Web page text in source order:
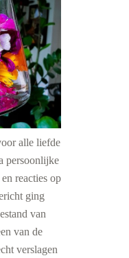
alle liefde
persoonlijke
reacties op
ging
van
van de
verslagen